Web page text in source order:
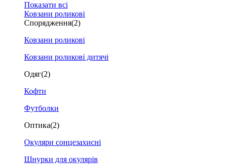
Показати всі
Ковзани роликові
Спорядження(2)
Ковзани роликові
Ковзани роликові дитячі
Одяг(2)
Кофти
Футболки
Оптика(2)
Окуляри сонцезахисні
Шнурки для окулярів